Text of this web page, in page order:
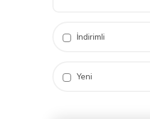
İndirimli
Yeni